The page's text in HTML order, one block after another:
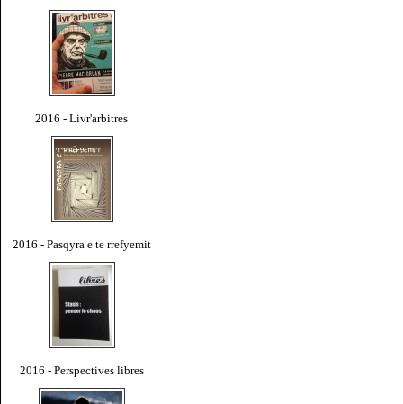
2016 - Livr'arbitres
2016 - Pasqyra e te rrefyemit
2016 - Perspectives libres